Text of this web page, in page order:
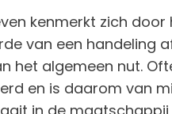
kenmerkt zich
van een handeling
het algemeen nut.
en is daarom van